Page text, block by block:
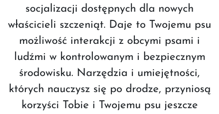
socjalizacji dostępnych dla nowych
właścicieli szczeniąt. Daje to Twojemu psu
możliwość interakcji z obcymi psami i
ludźmi w kontrolowanym i bezpiecznym
środowisku. Narzędzia i umiejętności,
których nauczysz się po drodze, przyniosą
korzyści Tobie i Twojemu psu jeszcze